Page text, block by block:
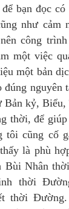
bạn đọc
như cảm
công
một việc
một bản
nguyên
Bản kỷ,
thời, để giúp
tôi cũng cố
là phù
Bùi Nhân
thời
thời